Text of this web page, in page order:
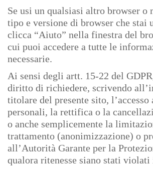
Se usi un qualsiasi altro browser o
tipo e versione di browser che stai
clicca “Aiuto” nella finestra del
cui puoi accedere a tutte le
necessarie.
Ai sensi degli artt. 15-22 del
diritto di richiedere, scrivendo
titolare del presente sito, l’accesso
personali, la rettifica o la
o anche semplicemente la
trattamento (anonimizzazione) o
all’Autorità Garante per la
qualora ritenesse siano stati